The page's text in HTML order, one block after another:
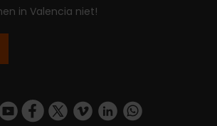
in Valencia niet!
www.instagram.com/visit_valencia/
www.youtube.com/user/
https://www.facebook.com/
https://twitter.com/
https://vimeo.com/
https://www.linkedin.com/company/turismo-valencia/https://api.whatsapp.com/send/